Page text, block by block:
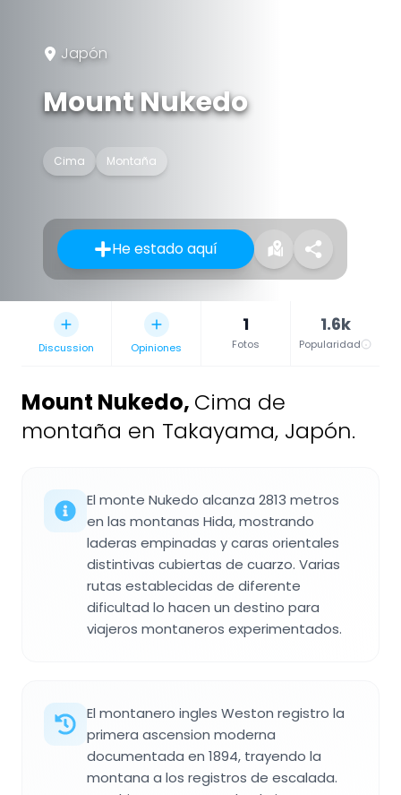
Japón
Mount Nukedo
Cima Montaña
He estado aquí
Discussion Opiniones
1
Fotos
1.6k
Popularidad
Mount Nukedo, Cima de
montaña en Takayama, Japón.
El monte Nukedo alcanza 2813 metros
en las montanas Hida, mostrando
laderas empinadas y caras orientales
distintivas cubiertas de cuarzo. Varias
rutas establecidas de diferente
dificultad lo hacen un destino para
viajeros montaneros experimentados.
El montanero ingles Weston registro la
primera ascension moderna
documentada en 1894, trayendo la
montana a los registros de escalada.